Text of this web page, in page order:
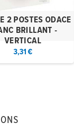
2 POSTES ODACE
BRILLANT -
VERTICAL
3,31 €